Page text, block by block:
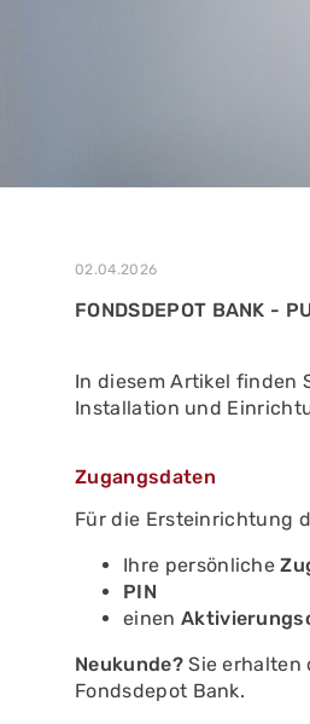
02.04.2026
FONDSDEPOT BANK -
In diesem Artikel
Installation und
Zugangsdaten
Für die Ersteinrichtung
Ihre persönliche
PIN
einen
Neukunde?Sie erhalten
Fondsdepot Bank.